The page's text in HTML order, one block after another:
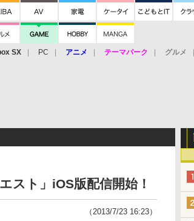
SX PC アニメ テーマパーク グルメ
スト」iOS版配信開始！
（2013/7/23 16:23）